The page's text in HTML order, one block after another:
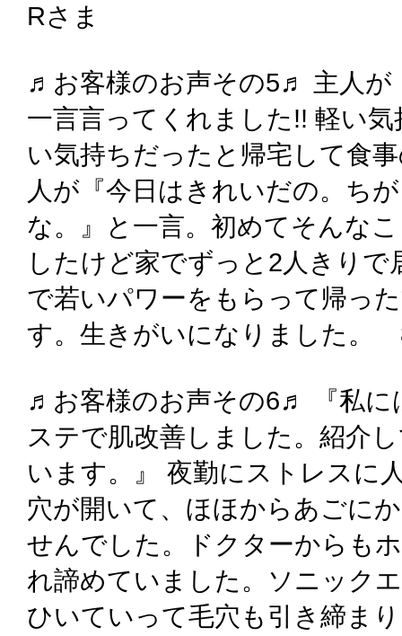
Rさま
♬お客様のお声その5♬ 主人が
一言言ってくれました!! 軽い
い気持ちだったと帰宅して食
人が『今日はきれいだの。ち
な。』と一言。初めてそんな
したけど家でずっと2人きり
で若いパワーをもらって帰っ
す。生きがいになりました
♬お客様のお声その6♬ 『私に
ステで肌改善しました。紹介
います。』 夜勤にストレスに
穴が開いて、ほほからあごに
せんでした。ドクターからも
れ諦めていました。ソニック
ひいていって毛穴も引き締ま